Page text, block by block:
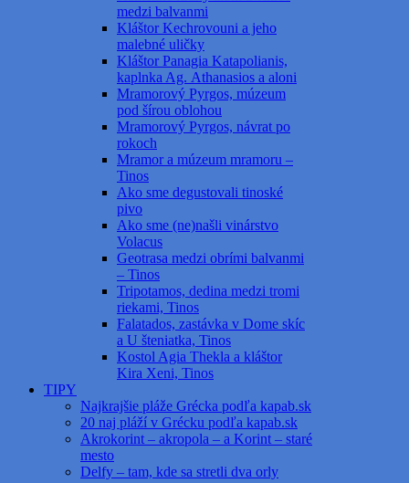
medzi balvanmi
Kláštor Kechrovouni a jeho
malebné uličky
Kláštor Panagia Katapolianis,
kaplnka Ag. Athanasios a aloni
Mramorový Pyrgos, múzeum
pod šírou oblohou
Mramorový Pyrgos, návrat po
rokoch
Mramor a múzeum mramoru –
Tinos
Ako sme degustovali tinoské
pivo
Ako sme (ne)našli vinárstvo
Volacus
Geotrasa medzi obrími balvanmi
– Tinos
Tripotamos, dedina medzi tromi
riekami, Tinos
Falatados, zastávka v Dome skíc
a U šteniatka, Tinos
Kostol Agia Thekla a kláštor
Kira Xeni, Tinos
TIPY
Najkrajšie pláže Grécka podľa kapab.sk
20 naj pláží v Grécku podľa kapab.sk
Akrokorint – akropola – a Korint – staré
mesto
Delfy – tam, kde sa stretli dva orly